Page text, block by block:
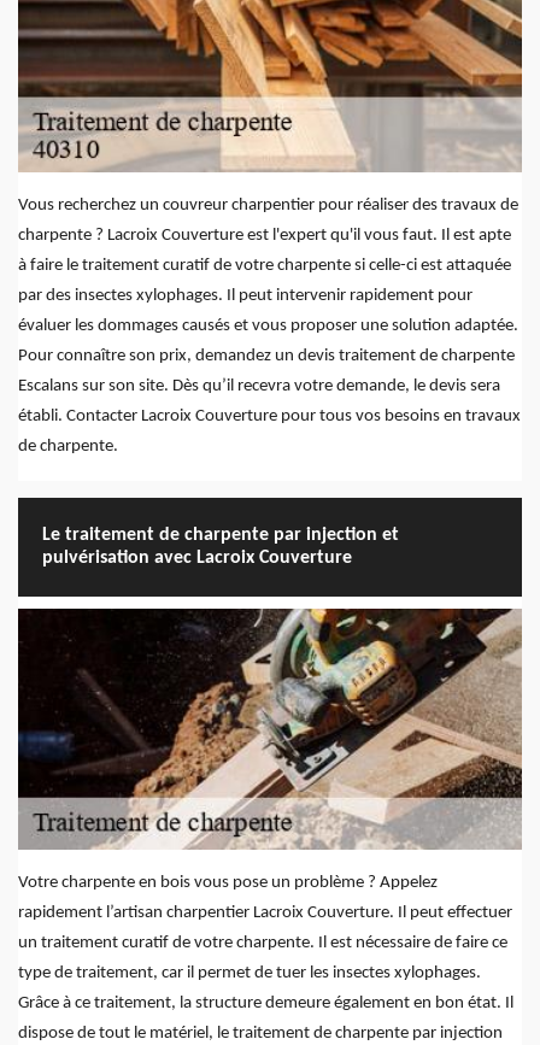
Vous recherchez un couvreur charpentier pour réaliser des travaux de
charpente ? Lacroix Couverture est l'expert qu'il vous faut. Il est apte
à faire le traitement curatif de votre charpente si celle-ci est attaquée
par des insectes xylophages. Il peut intervenir rapidement pour
évaluer les dommages causés et vous proposer une solution adaptée.
Pour connaître son prix, demandez un devis traitement de charpente
Escalans sur son site. Dès qu’il recevra votre demande, le devis sera
établi. Contacter Lacroix Couverture pour tous vos besoins en travaux
de charpente.
Le traitement de charpente par injection et
pulvérisation avec Lacroix Couverture
Votre charpente en bois vous pose un problème ? Appelez
rapidement l’artisan charpentier Lacroix Couverture. Il peut effectuer
un traitement curatif de votre charpente. Il est nécessaire de faire ce
type de traitement, car il permet de tuer les insectes xylophages.
Grâce à ce traitement, la structure demeure également en bon état. Il
dispose de tout le matériel, le traitement de charpente par injection